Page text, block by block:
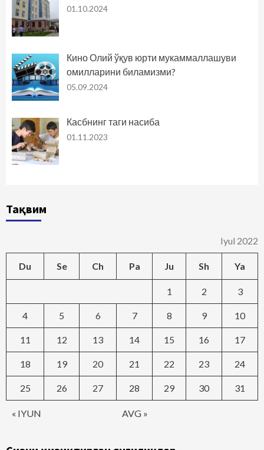
01.10.2024
Кино Олий ўқув юрти мукаммаллашуви
омилларини биламизми?
05.09.2024
Касбнинг таги насиба
01.11.2023
Тақвим
Iyul 2022
Du Se Ch Pa Ju Sh Ya
« IYUN AVG »
1 2 3
4 5 6 7 8 9 10
11 12 13 14 15 16 17
18 19 20 21 22 23 24
25 26 27 28 29 30 31